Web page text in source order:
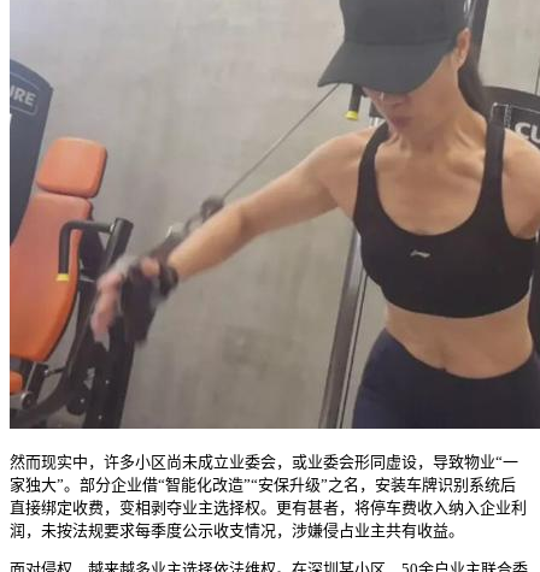
然而现实中，许多小区尚未成立业委会，或业委会形同虚设，导致物业“一
家独大”。部分企业借“智能化改造”“安保升级”之名，安装车牌识别系统后
直接绑定收费，变相剥夺业主选择权。更有甚者，将停车费收入纳入企业利
润，未按法规要求每季度公示收支情况，涉嫌侵占业主共有收益。